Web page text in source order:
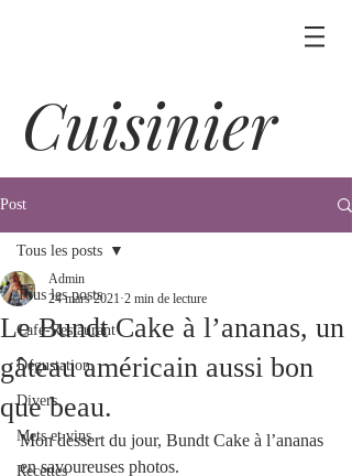
Cuisinier
Post
Tous les posts
Café-Restaurant
Dégustation
Divers
Mets et vins
Recettes
Tous les posts
Le Bundt Cake à l’ananas, un
gâteau américain aussi bon
que beau.
Admin
24 mars 2021 2 min de lecture
Mon dessert du jour, Bundt Cake à l’ananas
en savoureuses photos.